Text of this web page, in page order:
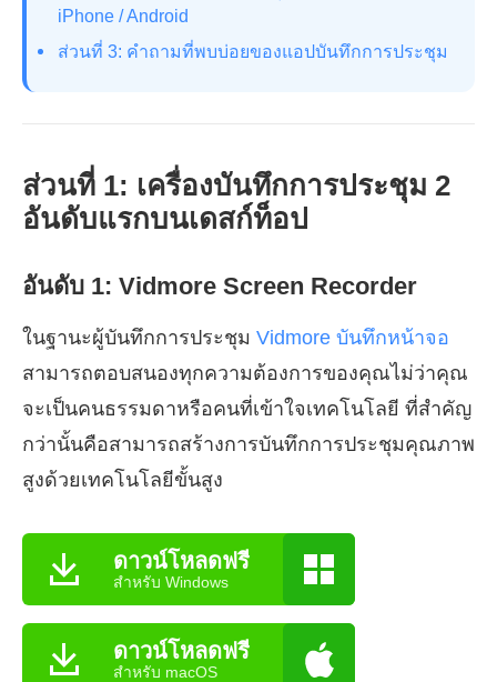
iPhone / Android
ส่วนที่ 3: คำถามที่พบบ่อยของแอปบันทึกการประชุม
ส่วนที่ 1: เครื่องบันทึกการประชุม 2
อันดับแรกบนเดสก์ท็อป
อันดับ 1: Vidmore Screen Recorder
ในฐานะผู้บันทึกการประชุม Vidmore บันทึกหน้าจอ
สามารถตอบสนองทุกความต้องการของคุณไม่ว่าคุณ
จะเป็นคนธรรมดาหรือคนที่เข้าใจเทคโนโลยี ที่สำคัญ
กว่านั้นคือสามารถสร้างการบันทึกการประชุมคุณภาพ
สูงด้วยเทคโนโลยีขั้นสูง
ดาวน์โหลดฟรี
สำหรับ Windows
ดาวน์โหลดฟรี
สำหรับ macOS